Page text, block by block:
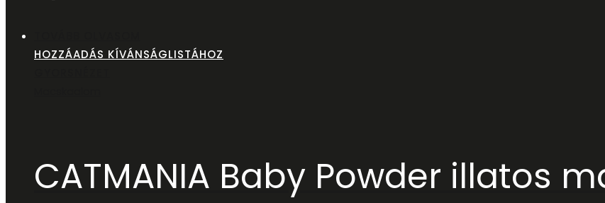
HOZZÁADÁS KÍVÁNSÁGLISTÁHOZ
CATMANIA Baby Powder illatos